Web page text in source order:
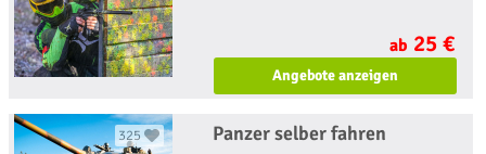
ab 25 €
Angebote anzeigen
325 Panzer selber fahren